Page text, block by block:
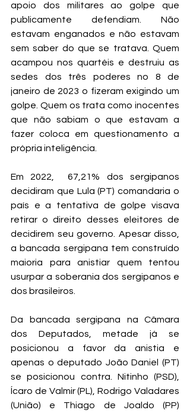
apoio dos militares ao golpe que
publicamente defendiam. Não
estavam enganados e não estavam
sem saber do que se tratava. Quem
acampou nos quartéis e destruiu as
sedes dos três poderes no 8 de
janeiro de 2023 o fizeram exigindo um
golpe. Quem os trata como inocentes
que não sabiam o que estavam a
fazer coloca em questionamento a
própria inteligência.
Em 2022,  67,21% dos sergipanos
decidiram que Lula (PT) comandaria o
país e a tentativa de golpe visava
retirar o direito desses eleitores de
decidirem seu governo. Apesar disso,
a bancada sergipana tem construído
maioria para anistiar quem tentou
usurpar a soberania dos sergipanos e
dos brasileiros.
Da bancada sergipana na Câmara
dos Deputados, metade já se
posicionou a favor da anistia e
apenas o deputado João Daniel (PT)
se posicionou contra. Nitinho (PSD),
Ícaro de Valmir (PL), Rodrigo Valadares
(União) e Thiago de Joaldo (PP)